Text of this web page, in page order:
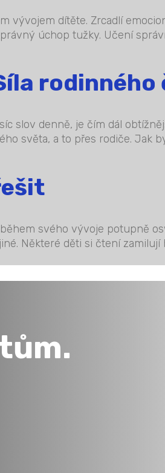
vývojem dítěte. Zrcadlí
úchop tužky. Učení
rodinného
slov denně, je čím dál
světa, a to přes rodiče. Jak
svého vývoje potupně
Některé děti si čtení zamilují